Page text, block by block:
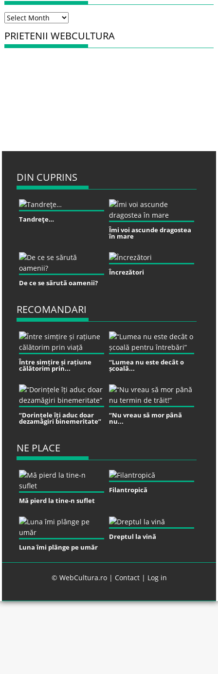
Arhiva
PRIETENII WEBCULTURA
DIN CUPRINS
Tandreţe…
Îmi voi ascunde dragostea
în mare
De ce se sărută oamenii?
Încrezători
RECOMANDARI
Între simțire și rațiune
călătorim prin...
“Lumea nu este decât o
școală...
“Dorințele îți aduc doar
dezamăgiri binemeritate”
“Nu vreau să mor până
nu...
NE PLACE
Mă pierd la tine-n suflet
Filantropică
Luna îmi plânge pe umăr
Dreptul la vină
© WebCultura.ro | Contact| Log in